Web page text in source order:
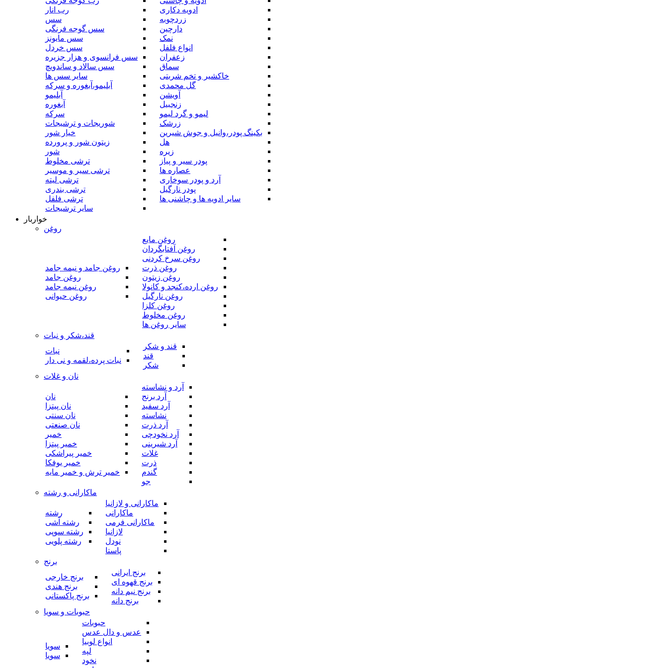
ادویه دکاری
زردچوبه
دارچین
نمک
انواع فلفل
زعفران
سماق
خاکشیر و تخم شربتی
گل محمدی
آویشن
زنجبیل
لیمو و گرد لیمو
زرشک
بکینگ پودر،وانیل و جوش شیرین
هل
زیره
پودر سیر و پیاز
عصاره ها
آرد و پودر سوخاری
پودر نارگیل
سایر ادویه ها و چاشنی ها
رب انار
سس
سس گوجه فرنگی
سس مایونز
سس خردل
سس فرانسوی و هزار جزیره
سس سالاد و ساندویچ
سایر سس ها
آبلیمو،آبغوره و سرکه
آبلیمو
آبغوره
سرکه
شوریجات و ترشیجات
خیار شور
زیتون شور و پرورده
شور
ترشی مخلوط
ترشی سیر و موسیر
ترشی لیته
ترشی بندری
ترشی فلفل
سایر ترشیجات
خواربار
روغن
روغن مایع
روغن آفتابگردان
روغن سرخ کردنی
روغن ذرت
روغن زیتون
روغن ارده،کنجد و کانولا
روغن نارگیل
روغن کلزا
روغن مخلوط
سایر روغن ها
روغن جامد و نیمه جامد
روغن جامد
روغن نیمه جامد
روغن حیوانی
قند،شکر و نبات
قند و شکر
قند
شکر
نبات
نبات پرده،لقمه و نی دار
نان و غلات
آرد و نشاسته
آرد برنج
آرد سفید
نشاسته
آرد ذرت
آرد نخودچی
آرد شیرینی
غلات
ذرت
گندم
جو
نان
نان پیتزا
نان سنتی
نان صنعتی
خمیر
خمیر پیتزا
خمیر پیراشکی
خمیر یوفکا
خمیر ترش و خمیر مایه
ماکارانی و رشته
ماکارانی و لازانیا
ماکارانی
ماکارانی فرمی
لازانیا
نودل
پاستا
رشته
رشته آشی
رشته سوپی
رشته پلویی
برنج
برنج ایرانی
برنج قهوه ای
برنج نیم دانه
برنج دانه
برنج خارجی
برنج هندی
برنج پاکستانی
حبوبات و سویا
حبوبات
عدس و دال عدس
انواع لوبیا
لپه
نخود
سویا
سویا